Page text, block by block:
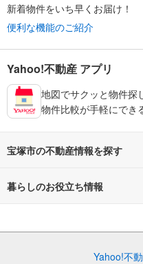
新着物件をいち早くお届け！
便利な機能のご紹介
Yahoo!不動産 アプリ
地図でサクッと物件探
物件比較が手軽にでき
宝塚市の不動産情報を探す
不動産・住宅
暮らしのお役立ち情報
Yahoo!不